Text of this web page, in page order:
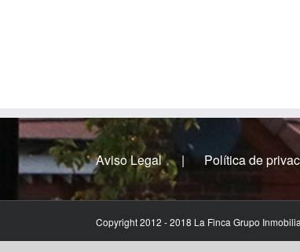
Aviso Legal Política de
Copyright 2012 - 2018 La Finca Grupo